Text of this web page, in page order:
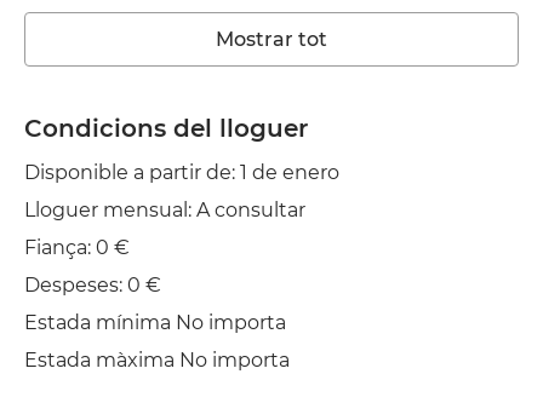
Rentadora
Ascensor
Wifi
TV
Balcó
Estenedor
Mostrar tot
Condicions del lloguer
Disponible a partir de: 1 de enero
Lloguer mensual: A consultar
Fiança: 0 €
Despeses: 0 €
Estada mínima No importa
Estada màxima No importa